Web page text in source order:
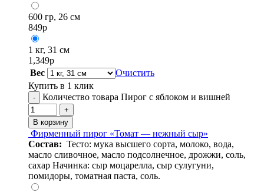
600 гр, 26 см
849р
1 кг, 31 см
1,349р
Вес
Очистить
Купить в 1 клик
- Количество товара Пирог с яблоком и вишней
+
В корзину
Фирменный пирог «Томат — нежный сыр»
Состав: Тесто: мука высшего сорта, молоко, вода,
масло сливочное, масло подсолнечное, дрожжи, соль,
сахар Начинка: сыр моцарелла, сыр сулугуни,
помидоры, томатная паста, соль.